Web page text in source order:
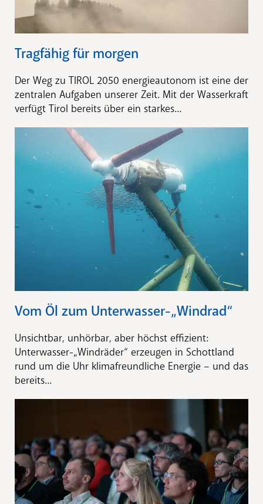
Tragfähig für morgen
Der Weg zu TIROL 2050 energieautonom ist eine der
zentralen Aufgaben unserer Zeit. Mit der Wasserkraft
verfügt Tirol bereits über ein starkes...
Vom Öl zum Unterwasser-„Windrad“
Unsichtbar, unhörbar, aber höchst effizient:
Unterwasser-„Windräder“ erzeugen in Schottland
rund um die Uhr klimafreundliche Energie – und das
bereits...